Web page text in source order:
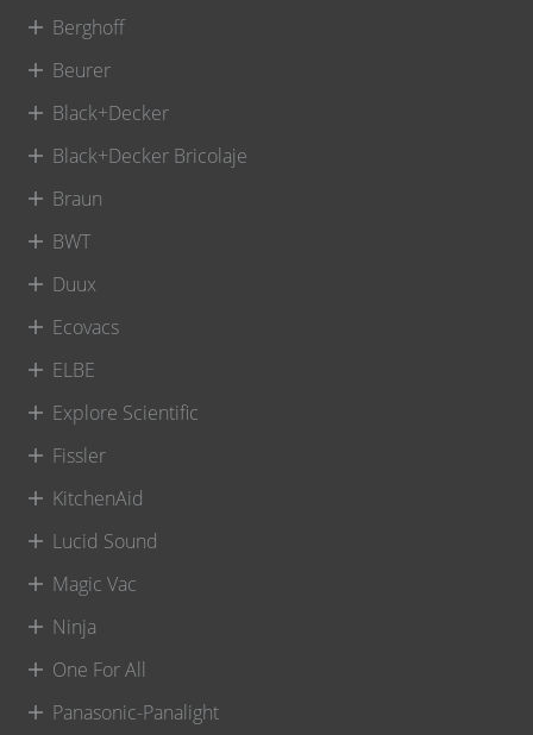
Berghoff
Beurer
Black+Decker
Black+Decker Bricolaje
Braun
BWT
Duux
Ecovacs
ELBE
Explore Scientific
Fissler
KitchenAid
Lucid Sound
Magic Vac
Ninja
One For All
Panasonic-Panalight